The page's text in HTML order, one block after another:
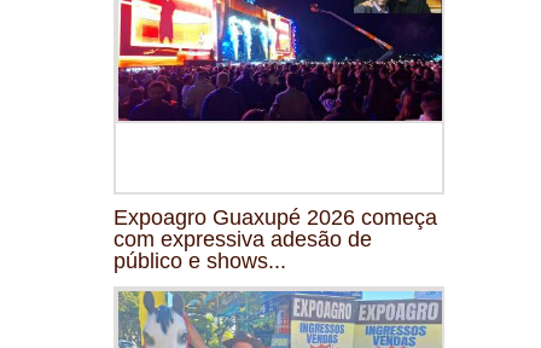
Expoagro Guaxupé 2026 começa
com expressiva adesão de
público e shows...